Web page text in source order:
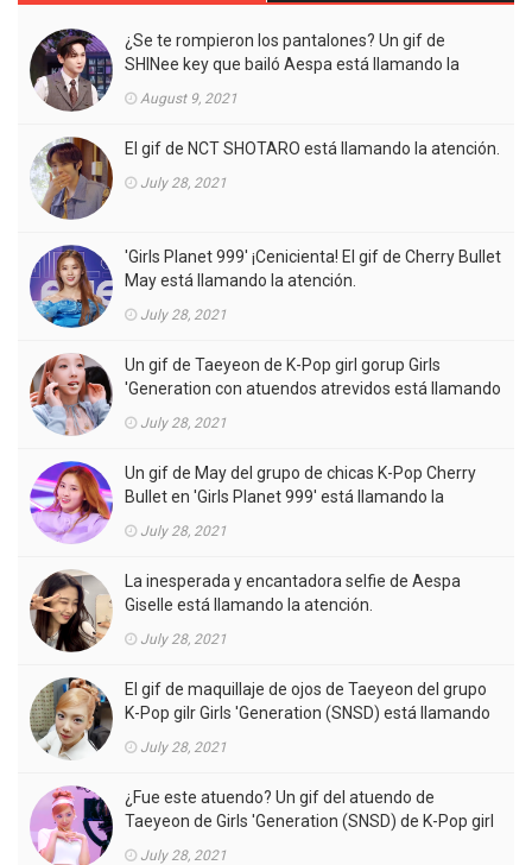
¿Se te rompieron los pantalones? Un gif de
SHINee key que bailó Aespa está llamando la
August 9, 2021
El gif de NCT SHOTARO está llamando la atención.
July 28, 2021
'Girls Planet 999' ¡Cenicienta! El gif de Cherry Bullet
May está llamando la atención.
July 28, 2021
Un gif de Taeyeon de K-Pop girl gorup Girls
'Generation con atuendos atrevidos está llamando
July 28, 2021
Un gif de May del grupo de chicas K-Pop Cherry
Bullet en 'Girls Planet 999' está llamando la
July 28, 2021
La inesperada y encantadora selfie de Aespa
Giselle está llamando la atención.
July 28, 2021
El gif de maquillaje de ojos de Taeyeon del grupo
K-Pop gilr Girls 'Generation (SNSD) está llamando
July 28, 2021
¿Fue este atuendo? Un gif del atuendo de
Taeyeon de Girls 'Generation (SNSD) de K-Pop girl
July 28, 2021